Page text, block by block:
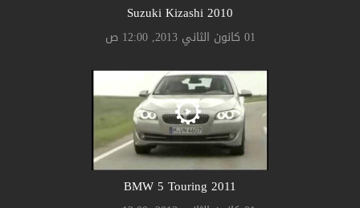
Suzuki Kizashi 2010
01 كانون الثاني 2013, 12:00 ص
2011 BMW 5 Touring